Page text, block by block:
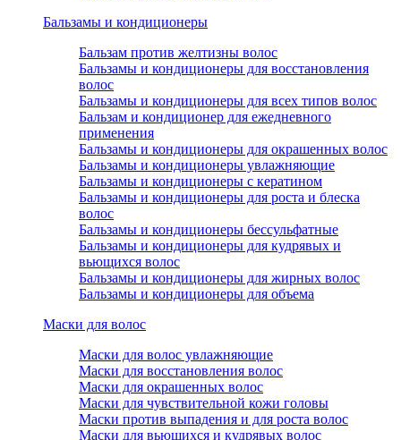
Бальзамы и кондиционеры
Бальзам против желтизны волос
Бальзамы и кондиционеры для восстановления
волос
Бальзамы и кондиционеры для всех типов волос
Бальзам и кондиционер для ежедневного
применения
Бальзамы и кондиционеры для окрашенных волос
Бальзамы и кондиционеры увлажняющие
Бальзамы и кондиционеры с кератином
Бальзамы и кондиционеры для роста и блеска
волос
Бальзамы и кондиционеры бессульфатные
Бальзамы и кондиционеры для кудрявых и
вьющихся волос
Бальзамы и кондиционеры для жирных волос
Бальзамы и кондиционеры для объема
Маски для волос
Маски для волос увлажняющие
Маски для восстановления волос
Маски для окрашенных волос
Маски для чувствительной кожи головы
Маски против выпадения и для роста волос
Маски для вьющихся и кудрявых волос